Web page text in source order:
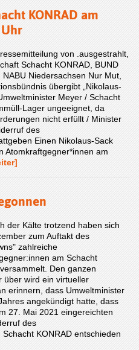
KONRAD am
von .ausgestrahlt,
Schacht KONRAD, BUND
Niedersachsen Nur Mut,
übergibt „Nikolaus-
Meyer / Schacht
Lager ungeeignet, da
nicht erfüllt / Minister
des
Einen Nikolaus-Sack
Atomkraftgegner*innen am
der Kälte trotzend haben sich
zum Auftakt des
zahlreiche
am Schacht
Den ganzen
über wird ein virtueller
erinnern, dass Umweltminister
angekündigt hatte, dass
27. Mai 2021 eingereichten
des
KONRAD entschieden